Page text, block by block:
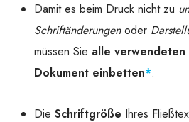
Damit es beim Druck nicht zu
Schriftänderungenoder
müssen Sie alle
Dokument einbetten*.
Die Schriftgröße Ihres